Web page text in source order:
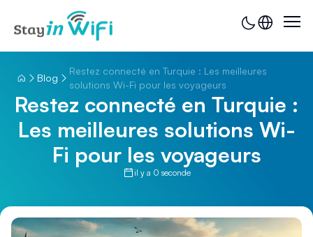
Blog
Restez connecté en Turquie : Les meilleures
solutions Wi-Fi pour les voyageurs
Restez connecté en Turquie :
Les meilleures solutions Wi-
Fi pour les voyageurs
il y a 0 seconde